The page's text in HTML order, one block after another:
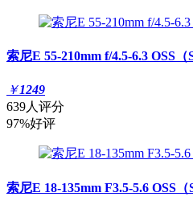
索尼E 55-210mm f/4.5-6.3 OSS（
￥1249
639人评分
97%好评
索尼E 18-135mm F3.5-5.6 OSS（